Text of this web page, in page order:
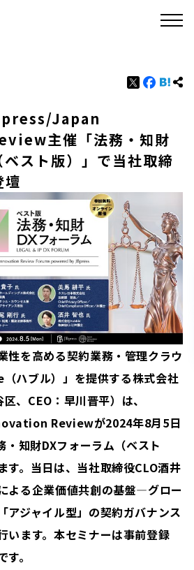
Japan
主催「法務・知財
スト版）」で当社取締
壇
性を高める契約業務・管理クラウ
ハブル）」を提供する株式会社
、CEO：早川晋平）は、
Reviewが2024年8月5日
知財DXフォーラム（ベスト
す。当日は、当社取締役CLO酒井
よる企業価値共創の基盤―グロー
アジャイル型」の契約ガバナンス
ます。本セミナーは事前登録
。